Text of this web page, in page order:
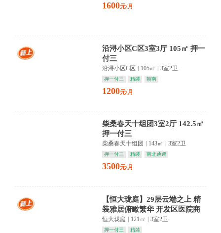
1600元/月
沿浔小区C区3室3厅 105㎡ 押一
付三
沿浔小区C区 | 105㎡ | 3室2卫
押一付三 精装 朝南
1200元/月
柴桑春天十组团3室2厅 142.5㎡
押一付三
柴桑春天十组团 143㎡ 3室2卫
押一付三 精装 南北通透
3500元/月
【恒大珑庭】29层云端之上 精
装雅居俯瞰繁华 开发区医院商
圈静享品质生活
恒大珑庭 | 121㎡ | 3室2卫
押一付三 精装